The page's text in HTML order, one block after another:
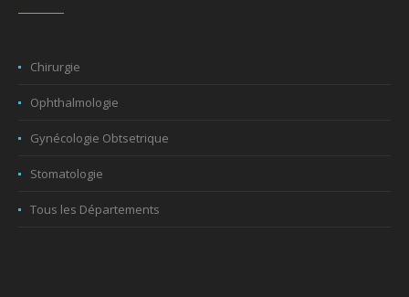
Chirurgie
Ophthalmologie
Gynécologie Obtsetrique
Stomatologie
Tous les Départements